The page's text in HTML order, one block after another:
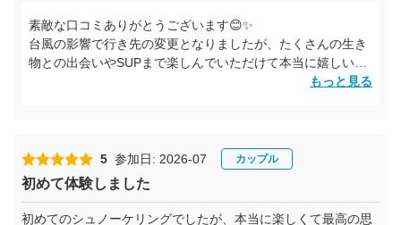
お菓子や飲み物がもらえたのも嬉しかったです。写真や動画も
たくさん撮ってもらえて、見返す時間もとっても楽しいです！
本当に大満喫の時間でした、ありがとうございました！！
素敵な口コミありがとうございます😊✨
台風の影響で行き先の変更となりましたが、たくさんの生き
物との出会いやSUPまで楽しんでいただけて本当に嬉しいで
また皆さまにお会いできる日を楽しみにしております🌴💙
もっと見る
5 参加日: 2026-07 カップル
初めて体験しました
初めてのシュノーケリングでしたが、本当に楽しくて最高の思